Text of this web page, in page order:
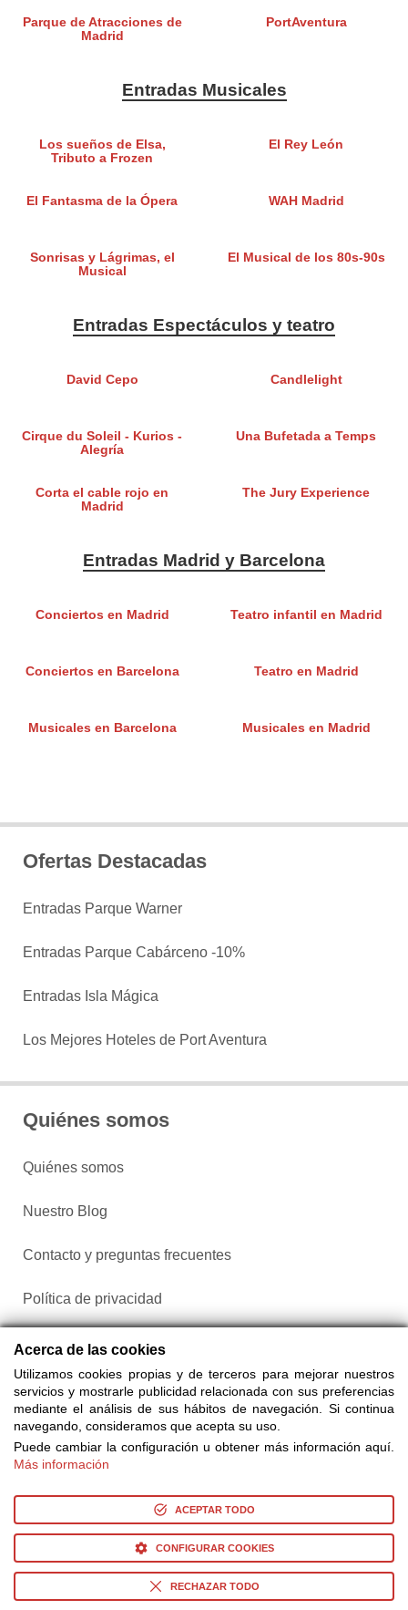
Parque de Atracciones de
Madrid
PortAventura
Entradas Musicales
Los sueños de Elsa,
Tributo a Frozen
El Rey León
El Fantasma de la Ópera WAH Madrid
Sonrisas y Lágrimas, el
Musical
El Musical de los 80s-90s
Entradas Espectáculos y teatro
David Cepo Candlelight
Cirque du Soleil - Kurios -
Alegría
Una Bufetada a Temps
Corta el cable rojo en
Madrid
The Jury Experience
Entradas Madrid y Barcelona
Conciertos en Madrid Teatro infantil en Madrid
Conciertos en Barcelona Teatro en Madrid
Musicales en Barcelona Musicales en Madrid
Ofertas Destacadas
Entradas Parque Warner
Entradas Parque Cabárceno -10%
Entradas Isla Mágica
Los Mejores Hoteles de Port Aventura
Quiénes somos
Quiénes somos
Nuestro Blog
Contacto y preguntas frecuentes
Política de privacidad
Configurar cookies
de 25 proveedores
© Copyright 2014-2026 Ociocultura Network SL. - All Rights
Reserved
Acerca de las cookies
Utilizamos cookies propias y de terceros para mejorar nuestros
servicios y mostrarle publicidad relacionada con sus preferencias
mediante el análisis de sus hábitos de navegación. Si continua
navegando, consideramos que acepta su uso.
Puede cambiar la configuración u obtener más información aquí.
Más información
ACEPTAR TODO
CONFIGURAR COOKIES
RECHAZAR TODO